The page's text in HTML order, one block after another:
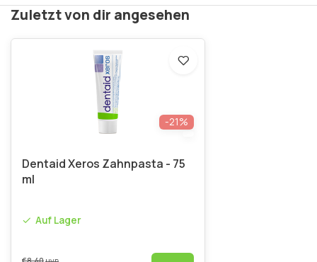
Zuletzt von dir angesehen
-21%
Dentaid Xeros Zahnpasta - 75
ml
Auf Lager